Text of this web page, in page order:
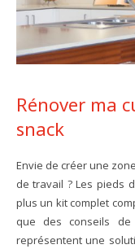
Rénover ma
snack
Envie de créer une
de travail ? Les pieds
plus un kit complet
que des conseils
représentent une